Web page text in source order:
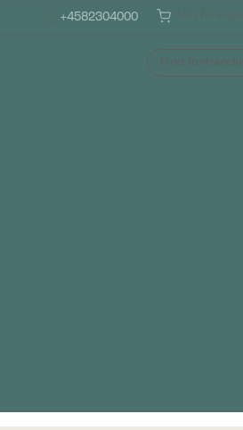
+4582304000
Find